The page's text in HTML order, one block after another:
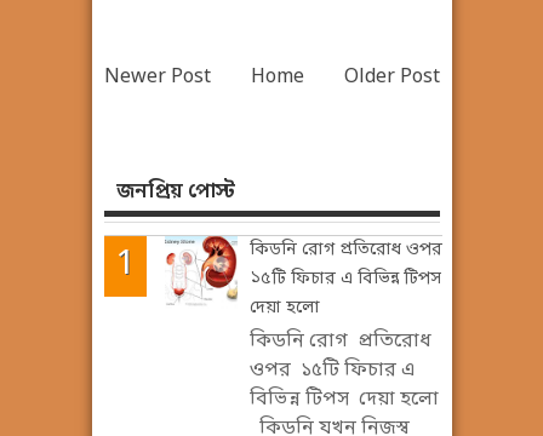
Newer Post Older Post
Home
জনপ্রিয় পোস্ট
কিডনি রোগ প্রতিরোধ ওপর
১৫টি ফিচার এ বিভিন্ন টিপস
দেয়া হলো
কিডনি রোগ প্রতিরোধ
ওপর ১৫টি ফিচার এ
বিভিন্ন টিপস দেয়া হলো
কিডনি যখন নিজস্ব